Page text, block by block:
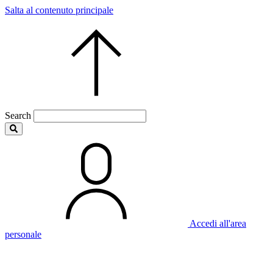
Salta al contenuto principale
Search
Accedi all'area
personale